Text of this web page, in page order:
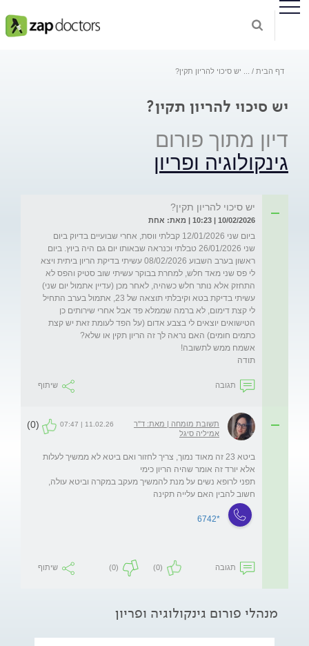
דף הבית יש סיכוי להריון תקין?
יש סיכוי להריון תקין?
דיון מתוך פורום
גינקולוגיה ופריון
יש סיכוי להריון תקין?
10/02/2026 | 10:23 | מאת: אחת
ביום שני 12/01/2026 קבלתי ווסת, אחרי שבועיים בדיוק ביום
שני 26/01/2026 טבלתי וכנראה שבאותו יום גם היה ביוץ. ביום
ראשון בערב השבוע 08/02/2026 עשיתי בדיקת הריון ביתית ויצא
לי פס שני מאד חלש, למחרת בבוקר עשיתי שוב סטיק והפס לא
התחזק אלא נותר חלש כשהיה, לאחר מכן (עדיין אתמול יום שני)
עשיתי בדיקת בטא וקיבלתי תוצאה של 23, אתמול בערב התחיל
לי קצת דימום, לא ברמה שממלא פד אבל אחרי שירותים כן
הטישואים יוצאים לי בצבע אדום (על הפד לעומת זאת יש קצת
תודה
תגובה שיתוף
תשובת מומחה | מאת: ד"ר
אמיליה סיגל
11.02.26 | 07:47
(0)
ביטא 23 זה מאוד נמוך, צריך לחזור ואם ביטא לא ממשיך לעלות
תפני לרופא נשים על מנת להמשיך מעקב במקרה וביטא עולה,
חשוב להבין האם עלייה תקינה
*6742
תגובה (0)
(0) שיתוף
מנהלי פורום גינקולוגיה ופריון